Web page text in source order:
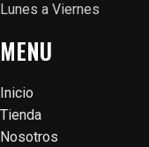
Lunes a Viernes
MENU
Inicio
Tienda
Nosotros